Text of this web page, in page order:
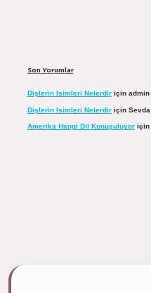
Son Yorumlar
Dişlerin Isimleri Nelerdiriçin admin
Dişlerin Isimleri Nelerdiriçin Sevda
Amerika Hangi Dil Konuşuluyoriçin